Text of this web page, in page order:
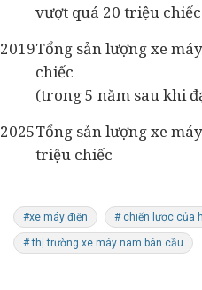
vượt quá 20 triệu chiếc
2019Tổng sản lượng xe
chiếc
(trong 5 năm sau khi
2025Tổng sản lượng xe
triệu chiếc
#xe máy điện # chiến lược của
# thị trường xe máy nam bán cầu